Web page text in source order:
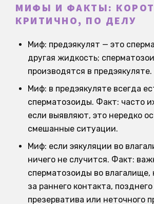
МИФЫ И ФАКТЫ:
КРИТИЧНО, ПО ДЕЛУ
Миф: предэякулят — это
другая жидкость;
производятся в предэякуляте.
Миф: в предэякуляте всегда
сперматозоиды. Факт: часто
если выявляют, это нередко
смешанные ситуации.
Миф: если эякуляции во
ничего не случится. Факт:
сперматозоиды во влагалище,
за раннего контакта,
презерватива или неточного